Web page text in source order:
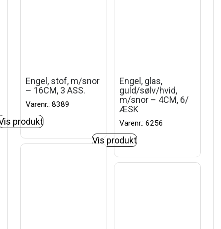
Engel, stof, m/snor
– 16CM, 3 ASS.
Varenr.: 8389
produkt
Engel, glas,
guld/sølv/hvid,
m/snor – 4CM, 6/
ÆSK
Varenr.: 6256
Vis produkt